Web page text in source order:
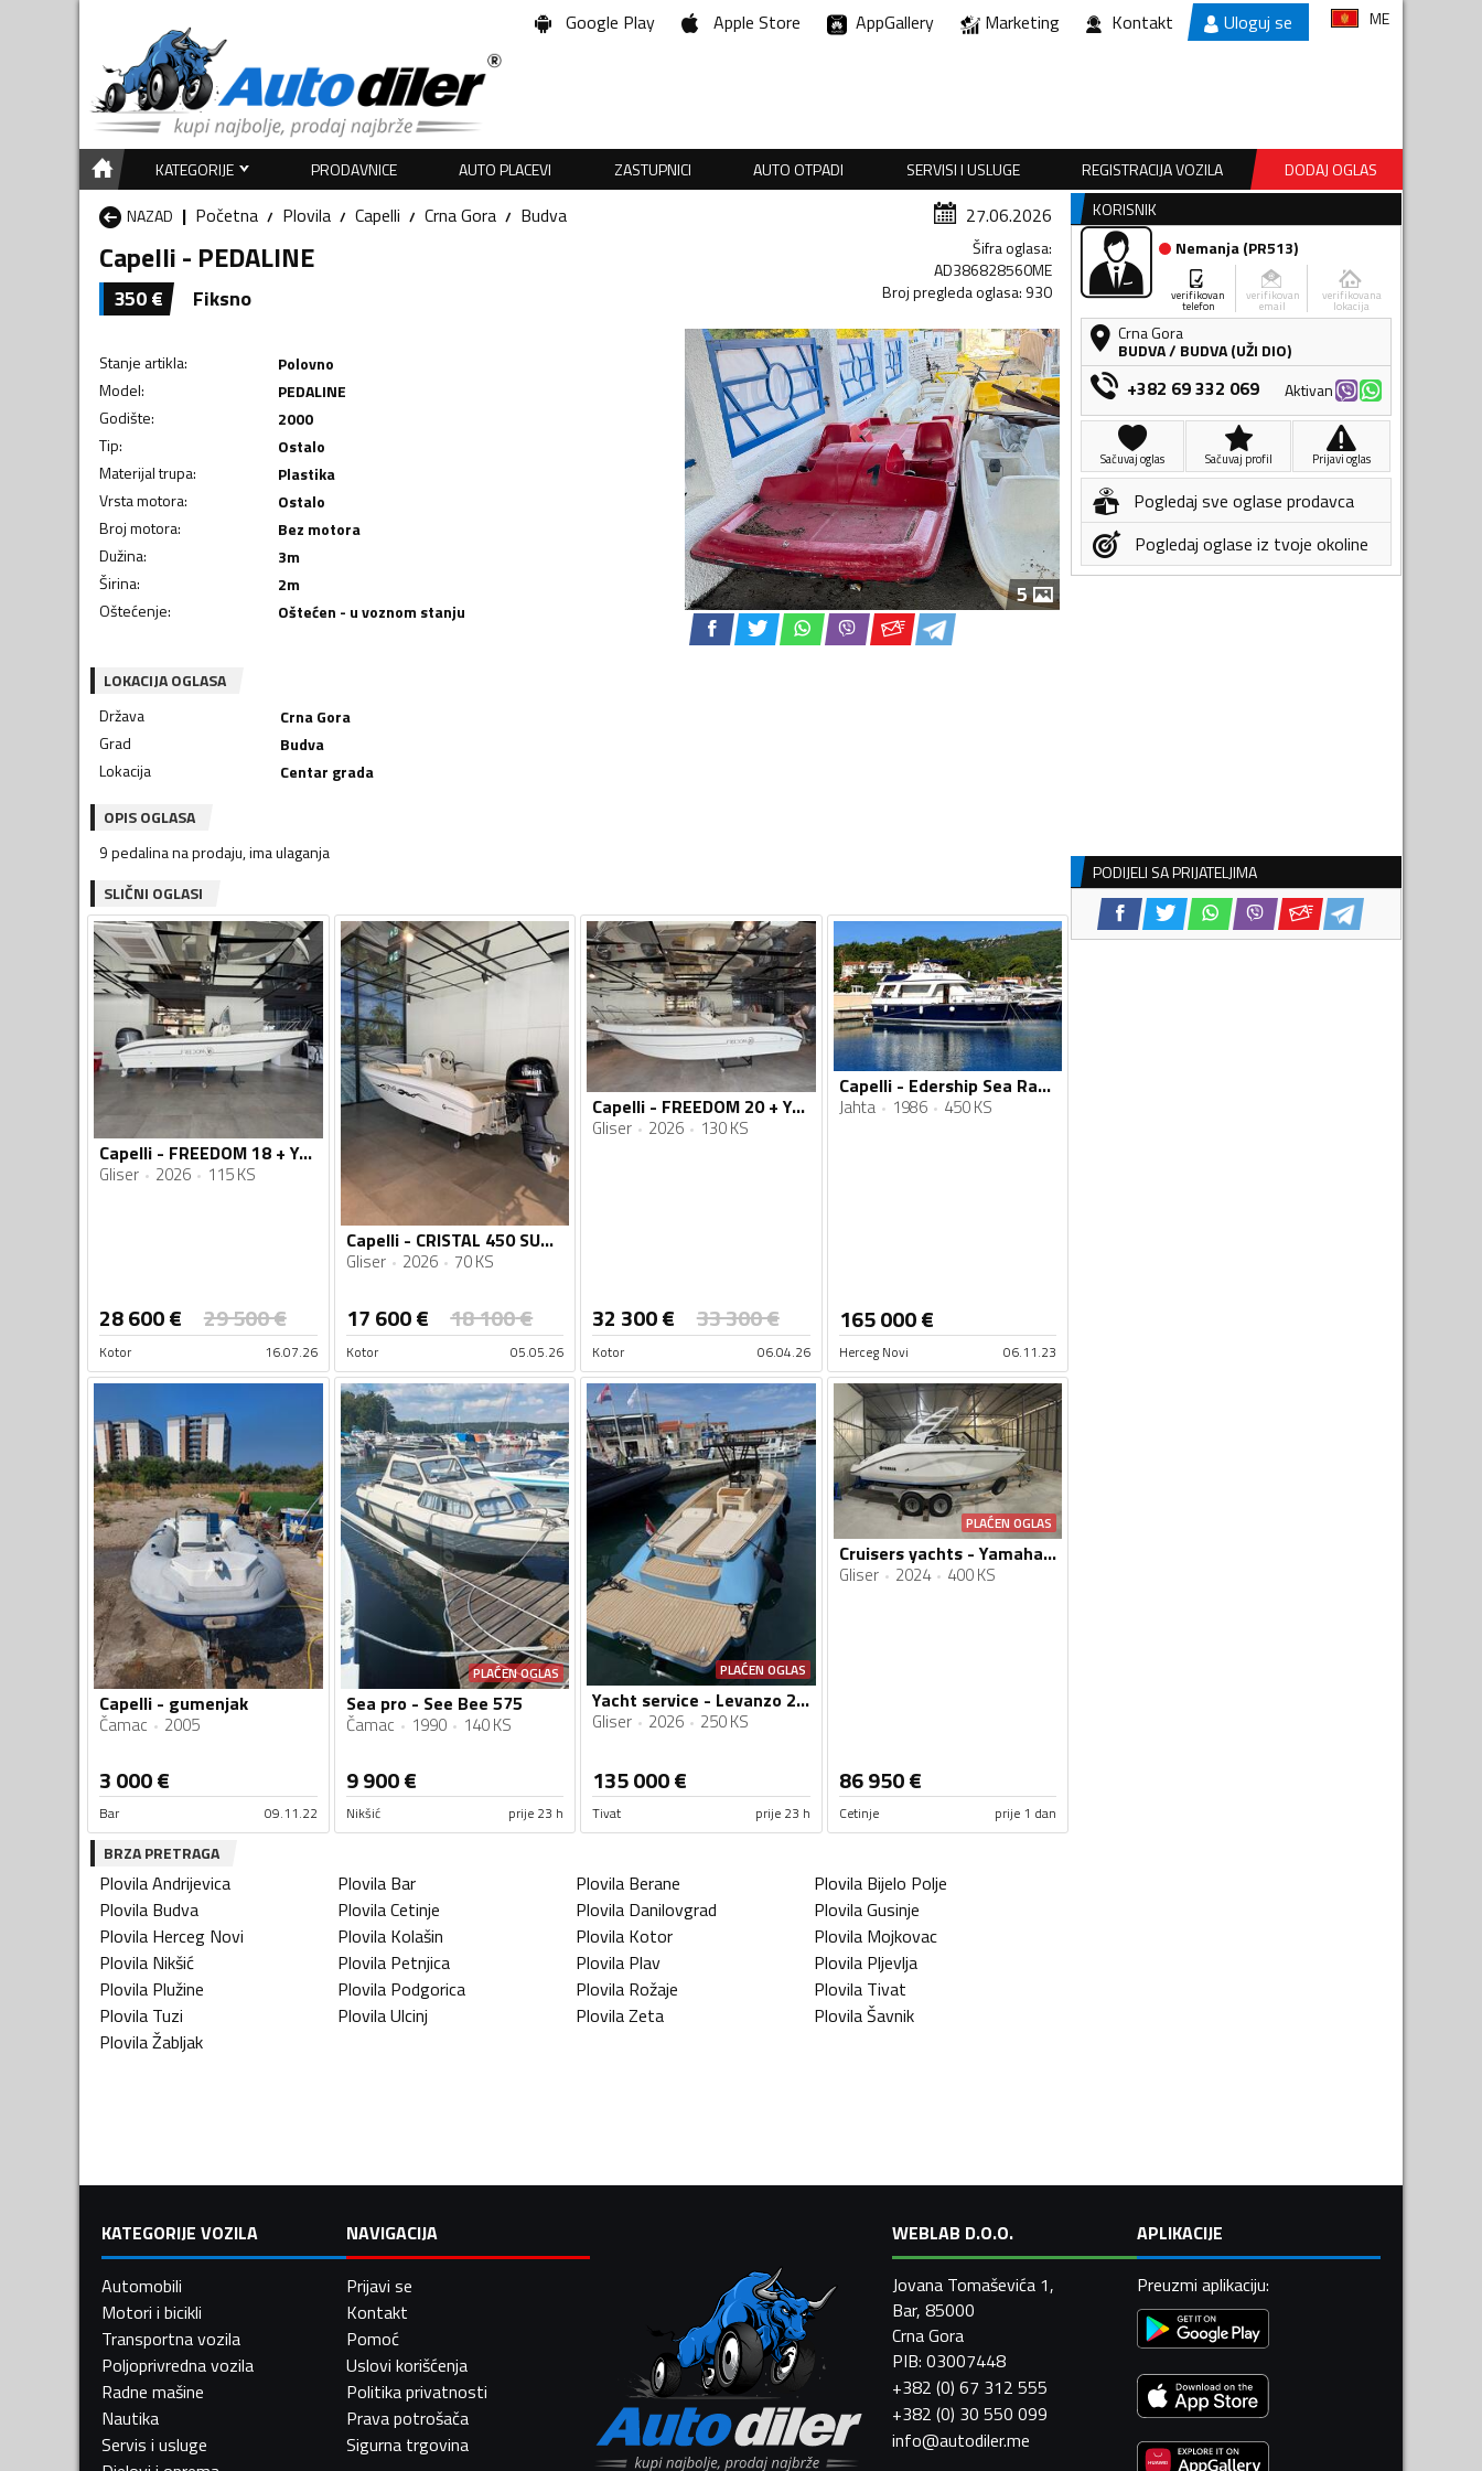
Google Play Apple Store AppGallery Marketing Kontakt Uloguj se ME
KATEGORIJE PRODAVNICE AUTO PLACEVI ZASTUPNICI AUTO OTPADI SERVISI I USLUGE REGISTRACIJA VOZILA
DODAJ OGLAS
NAZAD
Početna Plovila Capelli Crna Gora Budva 27.06.2026
Capelli - PEDALINE
350€ Fiksno
Šifra oglasa:
AD386828560ME
Broj pregleda oglasa: 930
Stanje artikla:
Polovno
Model:
PEDALINE
Godište:
2000
Tip:
Ostalo
Materijal trupa:
Plastika
Vrsta motora:
Ostalo
Broj motora:
Bez motora
Dužina: 3m
Širina: 2m
Oštećenje: Oštećen - u voznom stanju
5
LOKACIJA OGLASA
Država
Crna Gora
Grad
Budva
Lokacija
Centar grada
OPIS OGLASA
9 pedalina na prodaju, ima ulaganja
SLIČNI OGLASI
Capelli - FREEDOM 18 + Yamaha 115hp
Gliser 2026 115 KS
28 600€ 29 500€
Kotor 16.07.26
Capelli - CRISTAL 450 SUN + Yamaha 70hp
Gliser 2026 70 KS
17 600€ 18 100€
Kotor 05.05.26
Capelli - FREEDOM 20 + Yamaha 130hp
Gliser 2026 130 KS
32 300€ 33 300€
Kotor 06.04.26
Capelli - Edership Sea Range 51 Fly bridge
Jahta 1986 450 KS
165 000€
Herceg Novi 06.11.23
Capelli - gumenjak
Čamac 2005
3 000€
Bar 09.11.22
PLAĆEN OGLAS
Sea pro - See Bee 575
Čamac 1990 140 KS
9 900€
Nikšić prije 23 h
PLAĆEN OGLAS
Yacht service - Levanzo 28 inboard - Lilybaeum yacht
Gliser 2026 250 KS
135 000€
Tivat prije 23 h
PLAĆEN OGLAS
Cruisers yachts - Yamaha 222 S
Gliser 2024 400 KS
86 950€
Cetinje prije 1 dan
BRZA PRETRAGA
PlovilaAndrijevica Plovila Bar Plovila Berane Plovila Bijelo Polje
Plovila Budva PlovilaCetinje Plovila Danilovgrad PlovilaGusinje
Plovila Herceg Novi Plovila Kolašin Plovila Kotor Plovila Mojkovac
Plovila Nikšić Plovila Petnjica Plovila Plav Plovila Pljevlja
Plovila Plužine Plovila Podgorica Plovila Rožaje Plovila Tivat
Plovila Tuzi PlovilaUlcinj PlovilaZeta PlovilaŠavnik
PlovilaŽabljak
KORISNIK
Nemanja(PR513)
verifikovan
telefon
verifikovan
email
verifikovana
lokacija
Crna Gora
BUDVA/ BUDVA (UŽI DIO)
+382 69 332 069 Aktivan
Sačuvaj oglas Sačuvaj profil Prijavi oglas
Pogledaj sve oglase prodavca
Pogledaj oglase iz tvoje okoline
PODIJELI SA PRIJATELJIMA
KATEGORIJE VOZILA
Automobili
Motori i bicikli
Transportna vozila
Poljoprivredna vozila
Radne mašine
Nautika
Servis i usluge
NAVIGACIJA
Prijavi se
Kontakt
Pomoć
Uslovi korišćenja
Politika privatnosti
Prava potrošača
Sigurna trgovina
WEBLAB D.O.O.
Jovana Tomaševića 1,
Bar, 85000
Crna Gora
PIB: 03007448
+382 (0) 67 312 555
+382 (0) 30 550 099
info@autodiler.me
APLIKACIJE
Preuzmi aplikaciju: